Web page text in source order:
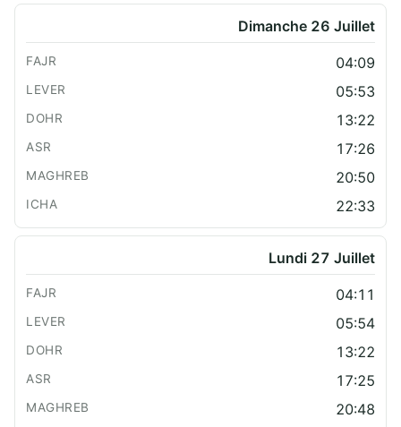
Dimanche 26 Juillet
04:09
05:53
13:22
17:26
20:50
22:33
Lundi 27 Juillet
04:11
05:54
13:22
17:25
20:48